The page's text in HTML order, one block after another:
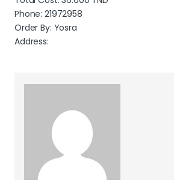
Phone: 21972958
Order By: Yosra
Address: